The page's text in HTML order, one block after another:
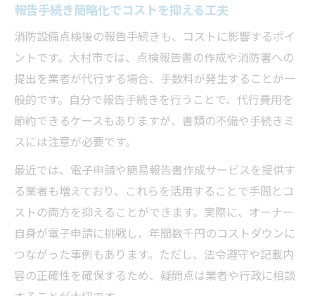
報告手続き簡略化でコストを抑える工夫
消防設備点検後の報告手続きも、コストに影響するポイ
ントです。大村市では、点検報告書の作成や消防署への
提出を業者が代行する場合、手数料が発生することが一
般的です。自分で報告手続きを行うことで、代行費用を
節約できるケースもありますが、書類の不備や手続きミ
スには注意が必要です。
最近では、電子申請や簡易報告書作成サービスを提供す
る業者も増えており、これらを活用することで手間とコ
ストの両方を抑えることができます。実際に、オーナー
自身が電子申請に挑戦し、年間数千円のコストダウンに
つながった事例もあります。ただし、法令遵守や記載内
容の正確性を確保するため、疑問点は業者や行政に相談